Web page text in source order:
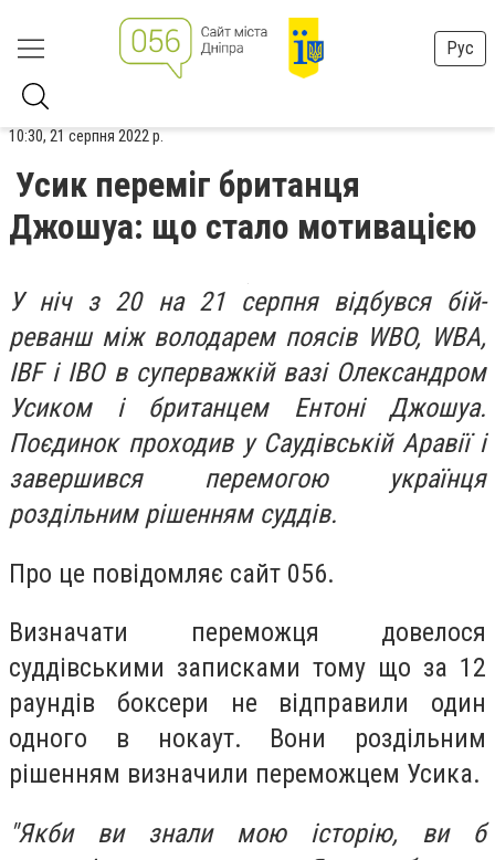
Рус
10:30, 21 серпня 2022 р.
Усик переміг британця
Джошуа: що стало мотивацією
У ніч з 20 на 21 серпня відбувся бій-
реванш між володарем поясів WBO, WBA,
IBF і IBO в суперважкій вазі Олександром
Усиком і британцем Ентоні Джошуа.
Поєдинок проходив у Саудівській Аравії і
завершився перемогою українця
роздільним рішенням суддів.
Про це повідомляє сайт 056.
Визначати переможця довелося
суддівськими записками тому що за 12
раундів боксери не відправили один
одного в нокаут. Вони роздільним
рішенням визначили переможцем Усика.
"Якби ви знали мою історію, ви б